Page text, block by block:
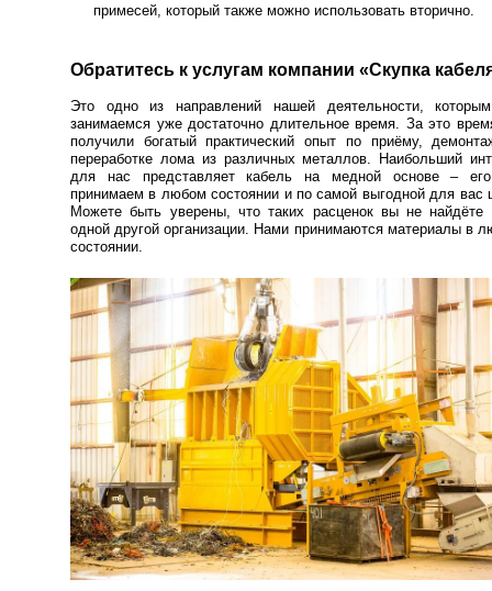
примесей, который также можно использовать вторично.
Обратитесь к услугам компании «Скупка
Это одно из направлений нашей деятельности,
занимаемся уже достаточно длительное время. За это
получили богатый практический опыт по приёму,
переработке лома из различных металлов. Наибольший
для нас представляет кабель на медной основе –
принимаем в любом состоянии и по самой выгодной для вас
Можете быть уверены, что таких расценок вы не найдёте
одной другой организации. Нами принимаются материалы в
состоянии.